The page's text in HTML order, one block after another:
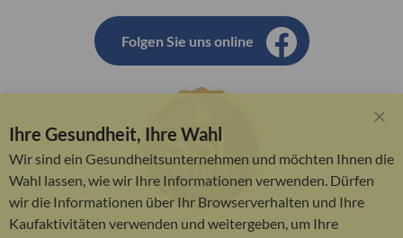
Folgen Sie uns online
Bar
Ihre Gesundheit, Ihre Wahl
Wir sind ein Gesundheitsunternehmen und möchten Ihnen die
Wahl lassen, wie wir Ihre Informationen verwenden. Dürfen
wir die Informationen über Ihr Browserverhalten und Ihre
Kaufaktivitäten verwenden und weitergeben, um Ihre